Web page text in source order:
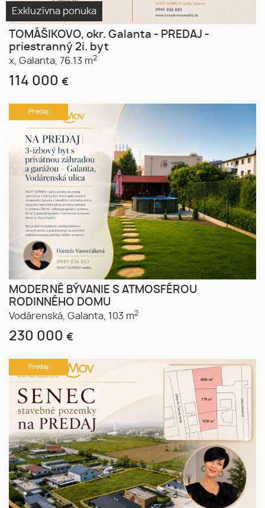
Exkluzívna ponuka
TOMÁŠIKOVO, okr. Galanta - PREDAJ -
priestranný 2i. byt
x, Galanta, 76.13 m2
114 000 €
Predaj
MODERNÉ BÝVANIE S ATMOSFÉROU
RODINNÉHO DOMU
Vodárenská, Galanta, 103 m2
230 000 €
Predaj